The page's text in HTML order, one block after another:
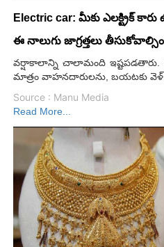
Electric car: మీకు ఎలక్ట్రిక్
ఈ నాలుగు జాగ్రత్తలు
వర్షాకాలాన్ని చాలామంది ఇష్టపడతారు.
మాత్రం వాహనదారులను, బయటకు
Source : Manu Media
Read More...